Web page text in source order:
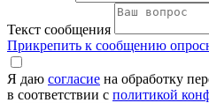
Текст сообщения
Прикрепить к сообщению
Я даю согласие на обработку
в соответствии с политикой